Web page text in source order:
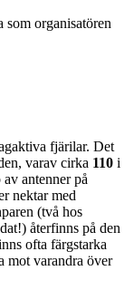
som organisatören
fjärilar. Det
varav cirka 110 i
antenner på
nektar med
(två hos
återfinns på den
ofta färgstarka
mot varandra över